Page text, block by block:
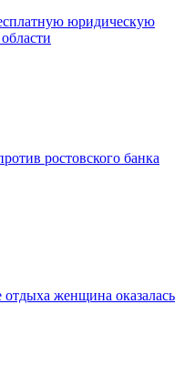
юридическую
ростовского банка
женщина оказалась